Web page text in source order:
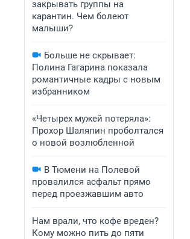
закрывать группы на
карантин. Чем болеют
малыши?
Больше не скрывает:
Полина Гагарина показала
романтичные кадры с новым
избранником
«Четырех мужей потеряла»:
Прохор Шаляпин проболтался
о новой возлюбленной
В Тюмени на Полевой
провалился асфальт прямо
перед проезжавшим авто
Нам врали, что кофе вреден?
Кому можно пить до пяти